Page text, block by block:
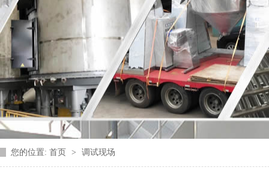
您的位置: 首页 > 调试现场